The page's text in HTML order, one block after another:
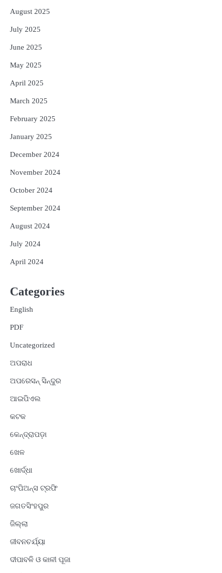
August 2025
July 2025
June 2025
May 2025
April 2025
March 2025
February 2025
January 2025
December 2024
November 2024
October 2024
September 2024
August 2024
July 2024
April 2024
Categories
English
PDF
Uncategorized
ଅପରାଧ
ଅପରେସନ୍ ସିନ୍ଦୁର
ଆଇପିଏଲ
କଟକ
କେନ୍ଦ୍ରାପଡ଼ା
ଖେଳ
ଖୋର୍ଦ୍ଧା
ଚାଂପିଅନ୍ସ ଟ୍ରଫି
ଜଗତସିଂହପୁର
ଜିଲ୍ଲା
ଜୀବନଚର୍ଯ୍ୟା
ଦୀପାବଳି ଓ କାଳୀ ପୂଜା